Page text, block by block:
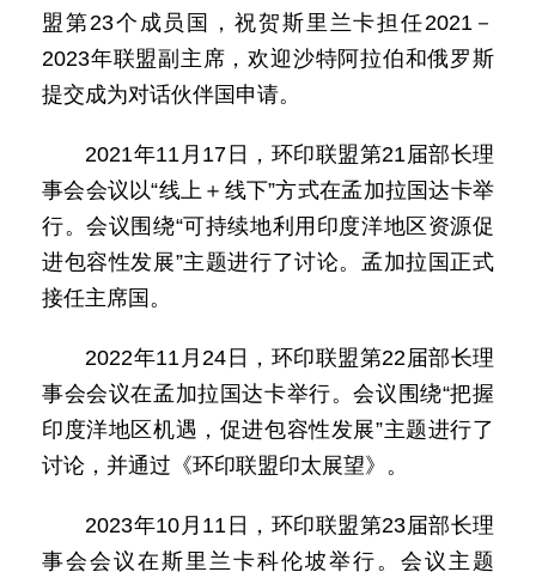
盟第23个成员国，祝贺斯里兰卡担任2021－
2023年联盟副主席，欢迎沙特阿拉伯和俄罗斯
提交成为对话伙伴国申请。
2021年11月17日，环印联盟第21届部长理
事会会议以“线上＋线下”方式在孟加拉国达卡举
行。会议围绕“可持续地利用印度洋地区资源促
进包容性发展”主题进行了讨论。孟加拉国正式
接任主席国。
2022年11月24日，环印联盟第22届部长理
事会会议在孟加拉国达卡举行。会议围绕“把握
印度洋地区机遇，促进包容性发展”主题进行了
讨论，并通过《环印联盟印太展望》。
2023年10月11日，环印联盟第23届部长理
事会会议在斯里兰卡科伦坡举行。会议主题